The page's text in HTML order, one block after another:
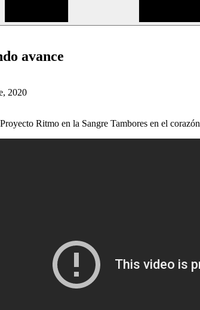
avance
2020
Ritmo en la Sangre Tambores en el corazón